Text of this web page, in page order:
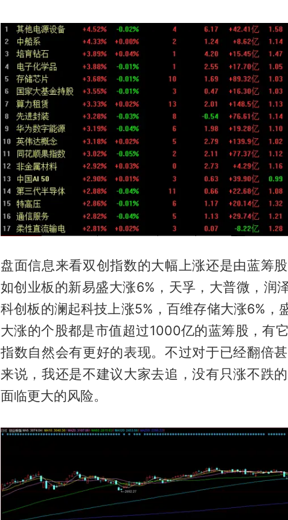
盘面信息来看双创指数的大幅上涨还是由蓝筹
如创业板的新易盛大涨6%，天孚，大普微，润
科创板的澜起科技上涨5%，百维存储大涨6%，
大涨的个股都是市值超过1000亿的蓝筹股，有
指数自然会有更好的表现。不过对于已经翻倍
来说，我还是不建议大家去追，没有只涨不跌
面临更大的风险。